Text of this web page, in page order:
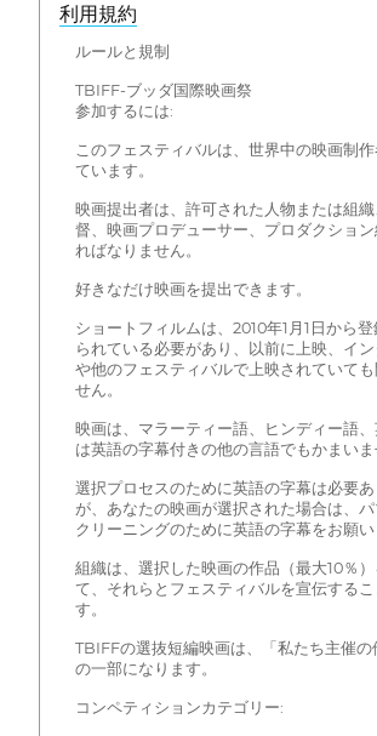
利用規約
ルールと規制
TBIFF-ブッダ国際映画祭
参加するには:
このフェスティバルは、世界中の映画制
ています。
映画提出者は、許可された人物または組
督、映画プロデューサー、プロダクショ
ればなりません。
好きなだけ映画を提出できます。
ショートフィルムは、2010年1月1日から
られている必要があり、以前に上映、イン
や他のフェスティバルで上映されていても
せん。
映画は、マラーティー語、ヒンディー語
は英語の字幕付きの他の言語でもかまいま
選択プロセスのために英語の字幕は必要
が、あなたの映画が選択された場合は、
クリーニングのために英語の字幕をお願い
組織は、選択した映画の作品（最大10％）
て、それらとフェスティバルを宣伝するこ
す。
TBIFFの選抜短編映画は、「私たち主催の
の一部になります。
コンペティションカテゴリー: